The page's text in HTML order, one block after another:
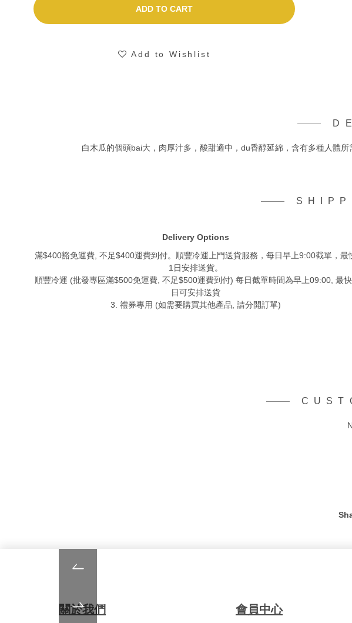
ADD TO CART
Add to Wishlist
白木瓜的個頭bai大，肉厚汁多，酸甜適中，du香醇延綿，含有多種人體
Delivery Options
滿$400豁免運費, 不足$400運費到付。順豐冷運上門送貨服務，每日早上9:00截單，最
1日安排送貨。
順豐冷運 (批發專區滿$500免運費, 不足$500運費到付) 每日截單時間為早上09:00, 最快
日可安排送貨
3. 禮券專用 (如需要購買其他產品, 請分開訂單)
關於我們 會員中心